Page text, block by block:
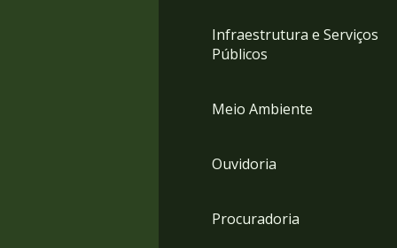
Infraestrutura e Serviços
Públicos
Meio Ambiente
Ouvidoria
Procuradoria